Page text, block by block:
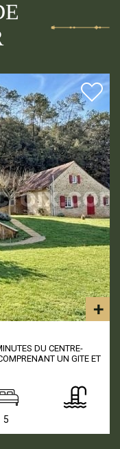
DU CENTRE-
UN GITE ET
5